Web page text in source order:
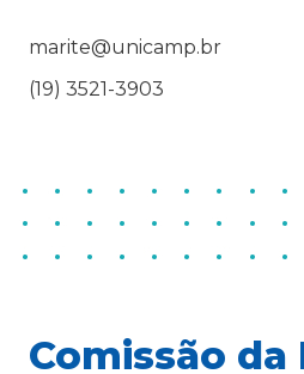
marite@unicamp.br
(19) 3521-3903
Comissão da